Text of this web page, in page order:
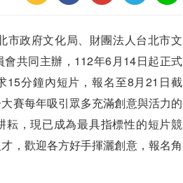
市政府文化局、財團法人台北市文
共同主辦，112年6月14日起正式
15分鐘內短片，報名至8月21日截
賽每年吸引眾多充滿創意與活力的
耘，現已成為最具指標性的短片競
，歡迎各方好手揮灑創意，報名角